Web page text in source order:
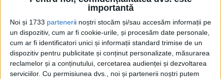
importantă
Noi și 1733 partenerii noștri stocăm și/sau accesăm informații pe
un dispozitiv, cum ar fi cookie-urile, și procesăm date personale,
cum ar fi identificatori unici și informații standard trimise de un
dispozitiv pentru publicitate și conținut personalizate, măsurarea
reclamelor și a conținutului, cercetarea audienței și dezvoltarea
serviciilor. Cu permisiunea dvs., noi și partenerii noștri putem
Pe 6 mai 1950, fraţii Emil şi Viggo Højgård, împreună cu